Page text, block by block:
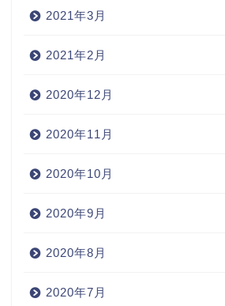
2021年3月
2021年2月
2020年12月
2020年11月
2020年10月
2020年9月
2020年8月
2020年7月